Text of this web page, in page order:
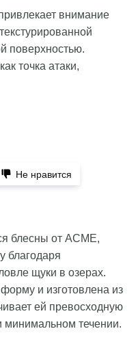
внимание
поверхностью.
точка атаки,
Не нравится
блесны от ACME,
благодаря
щуки в озерах.
и изготовлена из
ей превосходную
минимальном течении.